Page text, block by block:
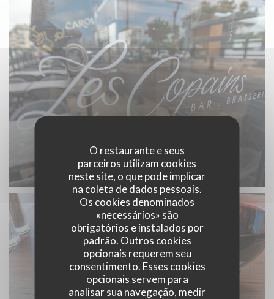
O restaurante e seus
parceiros utilizam cookies
neste site, o que pode implicar
na coleta de dados pessoais.
Os cookies denominados
«necessários» são
obrigatórios e instalados por
padrão. Outros cookies
opcionais requerem seu
consentimento. Esses cookies
opcionais servem para
analisar sua navegação, medir